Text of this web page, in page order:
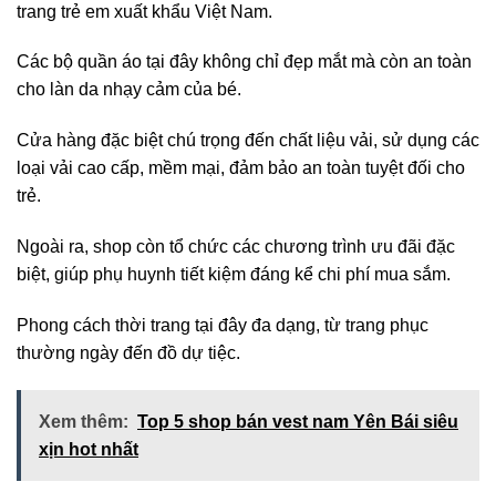
trang trẻ em xuất khẩu Việt Nam.
Các bộ quần áo tại đây không chỉ đẹp mắt mà còn an toàn
cho làn da nhạy cảm của bé.
Cửa hàng đặc biệt chú trọng đến chất liệu vải, sử dụng các
loại vải cao cấp, mềm mại, đảm bảo an toàn tuyệt đối cho
trẻ.
Ngoài ra, shop còn tổ chức các chương trình ưu đãi đặc
biệt, giúp phụ huynh tiết kiệm đáng kể chi phí mua sắm.
Phong cách thời trang tại đây đa dạng, từ trang phục
thường ngày đến đồ dự tiệc.
Xem thêm: Top 5 shop bán vest nam Yên Bái siêu
xịn hot nhất